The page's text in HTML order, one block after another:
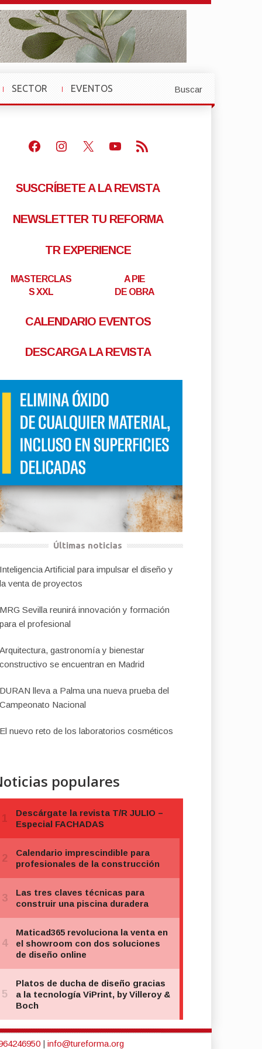
SECTOR
»
EVENTOS
»
Buscar
Facebook
Instagram
X Youtube
Feed RSS
SUSCRÍBETE A LA REVISTA
NEWSLETTER TU REFORMA
TR EXPERIENCE
MASTERCLAS
S XXL
A PIE
DE OBRA
CALENDARIO EVENTOS
DESCARGA LA REVISTA
Últimas noticias
Inteligencia Artificial para impulsar el diseño y
la venta de proyectos
MRG Sevilla reunirá innovación y formación
para el profesional
Arquitectura, gastronomía y bienestar
constructivo se encuentran en Madrid
DURAN lleva a Palma una nueva prueba del
Campeonato Nacional
El nuevo reto de los laboratorios cosméticos
populares
| info@tureforma.org